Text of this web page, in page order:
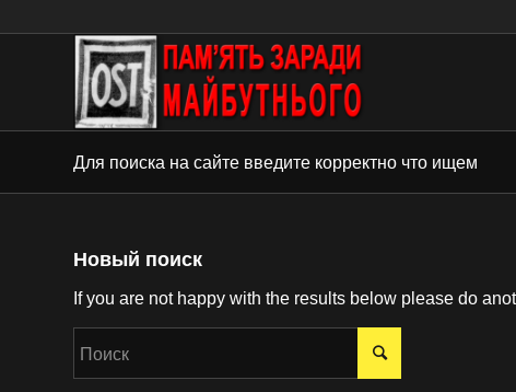
Для поиска на сайте введите корректно что ищем
Новый поиск
If you are not happy with the results below please do